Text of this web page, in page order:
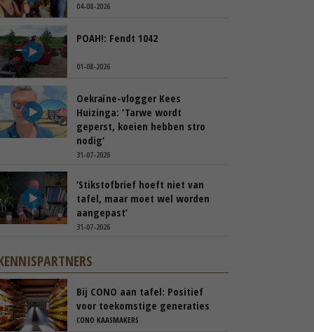
04-08-2026
POAH!: Fendt 1042
01-08-2026
Oekraïne-vlogger Kees
Huizinga: ‘Tarwe wordt
geperst, koeien hebben stro
nodig’
31-07-2026
‘Stikstofbrief hoeft niet van
tafel, maar moet wel worden
aangepast’
31-07-2026
Bij CONO aan tafel: Positief
voor toekomstige generaties
CONO KAASMAKERS